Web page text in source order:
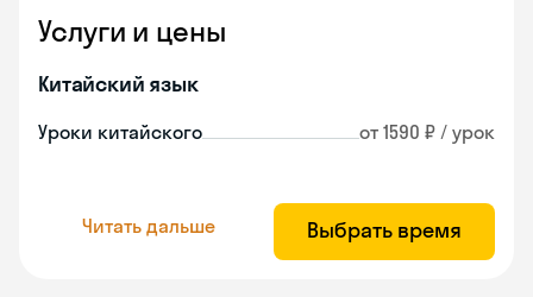
Услуги и цены
Китайский язык
Уроки китайского от 1590 ₽ / урок
Читать дальше Выбрать время